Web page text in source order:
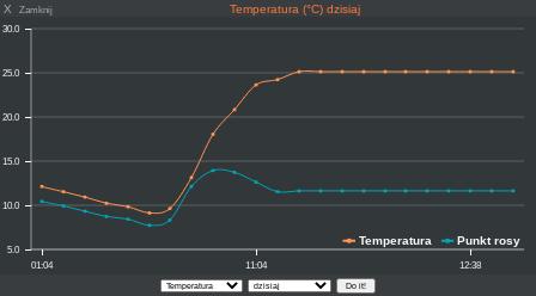
X Zamknij Temperatura (°C) dzisiaj